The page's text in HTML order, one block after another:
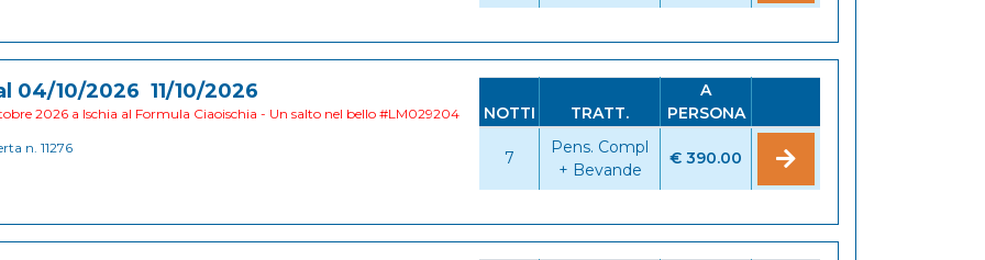
04/10/2026 11/10/2026
2026 a Ischia al Formula Ciaoischia - Un salto nel bello #LM029204
n. 11276
NOTTI TRATT.
A
PERSONA
7
Pens. Compl
+ Bevande
€ 390.00